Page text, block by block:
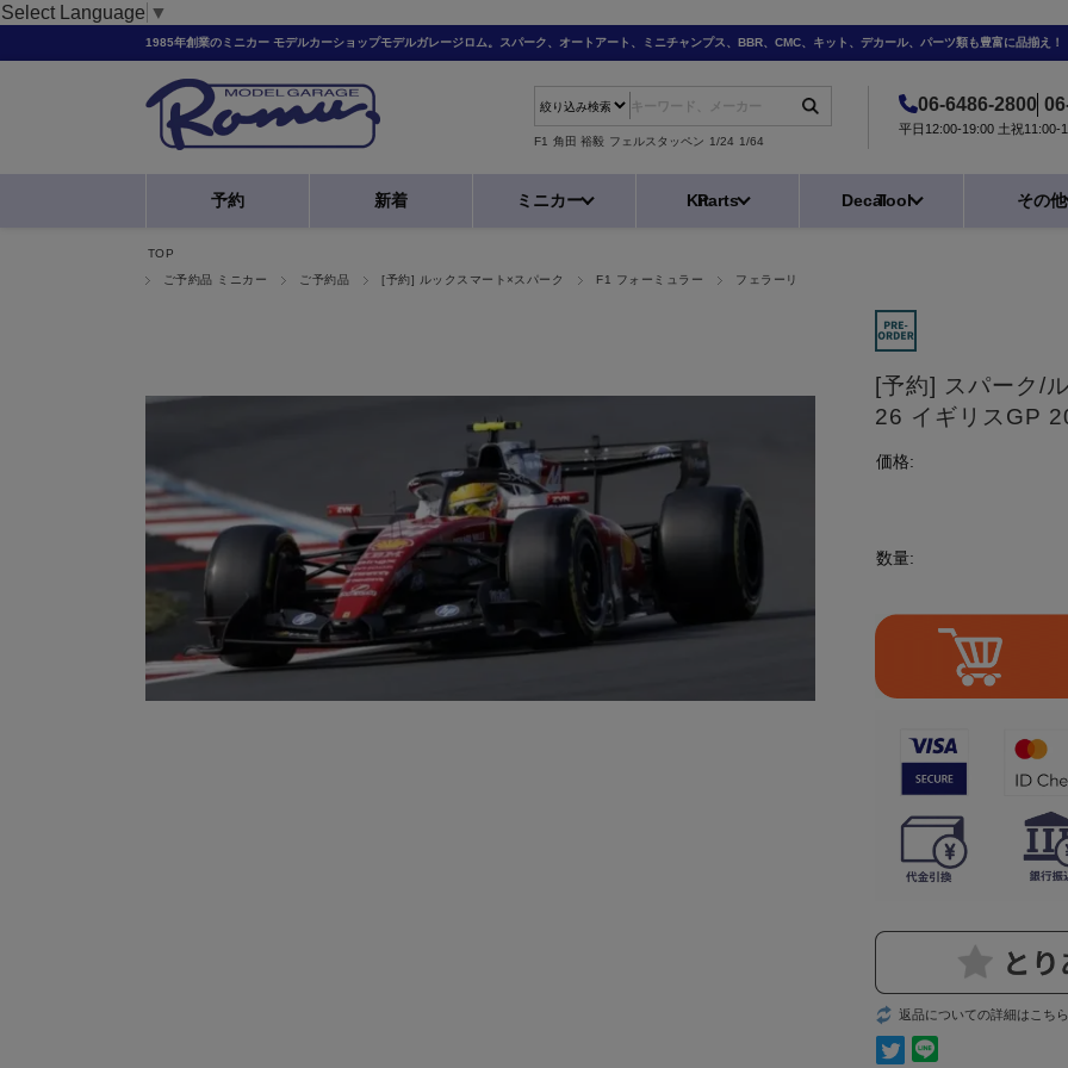
Select Language ▼
1985年創業のミニカー モデルカーショップモデルガレージロム。スパーク、オートアート、ミニチャンプス、BBR、CMC、キット、デカール、パーツ類も豊富に品揃え！
F1 角田 裕毅 フェルスタッペン 1/24 1/64
06-6486-2800
平日12:00-19:00 土祝11:00-
予約 新着 ミニカー KitParts DecalTool その他
TOP
ご予約品 ミニカー
ご予約品 [予約] ルックスマート×スパーク F1 フォーミュラー フェラーリ
[予約] スパーク/
26 イギリスGP
価格:
数量:
返品についての詳細はこちら